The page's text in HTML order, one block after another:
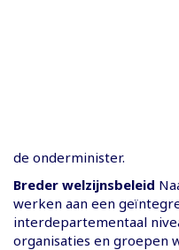
de onderminister.
Breder welzijnsbeleid
werken aan een
interdepartementaal
organisaties en groepen